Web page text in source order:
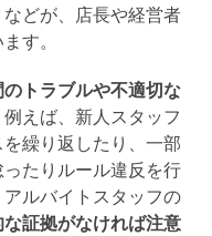
どが、店長や経営者
す。
のトラブルや不適切な
例えば、新人スタッフ
繰り返したり、一部
たりルール違反を行
ルバイトスタッフの
な証拠がなければ注意